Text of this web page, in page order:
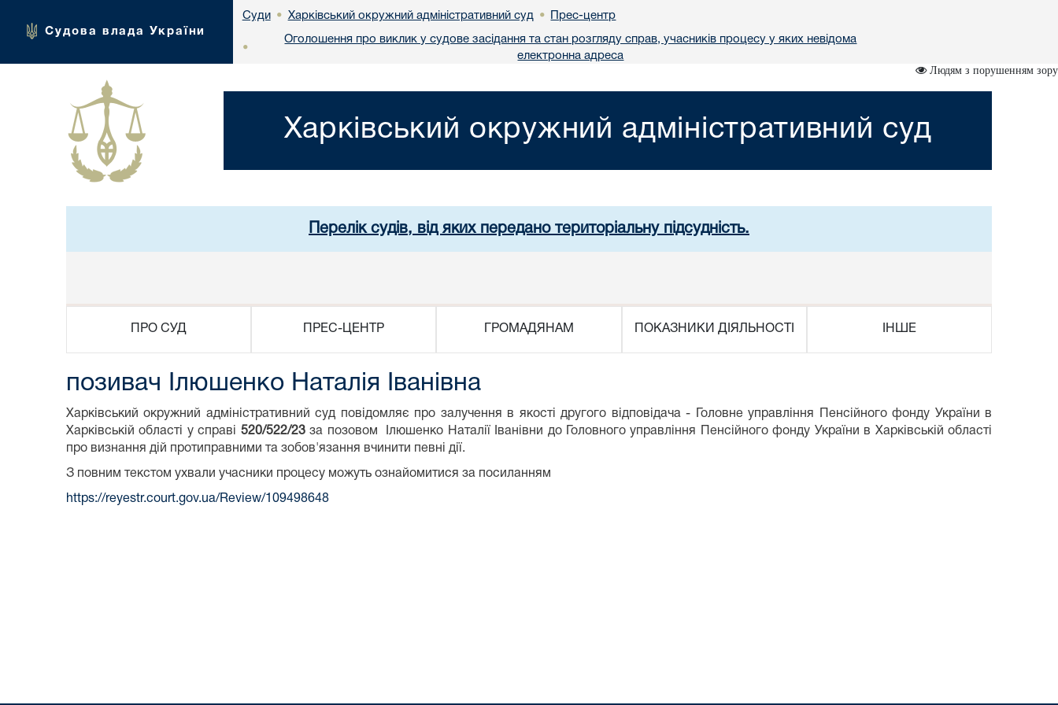
Судова влада України
Суди • Харківський окружний адміністративний суд • Прес-центр
•
Оголошення про виклик у судове засідання та стан розгляду справ, учасників процесу у яких невідома
електронна адреса
Людям з порушенням зору
Харківський окружний адміністративний суд
Перелік судів, від яких передано територіальну підсудність.
ПРО СУД ПРЕС-ЦЕНТР ГРОМАДЯНАМ ПОКАЗНИКИ ДІЯЛЬНОСТІ ІНШЕ
позивач Ілюшенко Наталія Іванівна
Харківський окружний адміністративний суд повідомляє про залучення в якості другого відповідача - Головне управління Пенсійного фонду України в
Харківській області у справі 520/522/23за позовом Ілюшенко Наталії Іванівни до Головного управління Пенсійного фонду України в Харківській області
про визнання дій протиправними та зобов'язання вчинити певні дії.
З повним текстом ухвали учасники процесу можуть ознайомитися за посиланням
https://reyestr.court.gov.ua/Review/109498648